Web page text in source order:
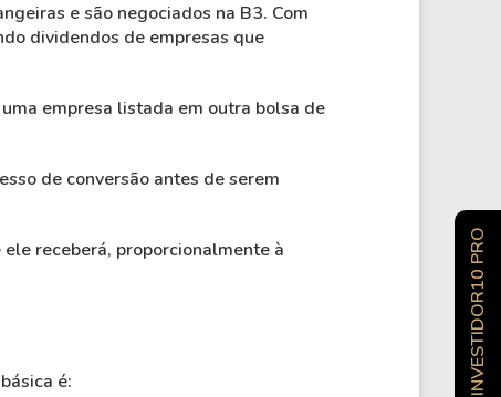
e são negociados na B3. Com
dividendos de empresas que
empresa listada em outra bolsa de
de conversão antes de serem
receberá, proporcionalmente à
é:
INVESTIDOR10 PRO